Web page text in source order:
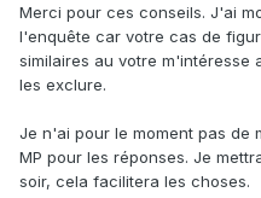
Epsy.
Merci pour ces conseils. J'ai
l'enquête car votre cas de
similaires au votre m'intéresse
les exclure.
Je n'ai pour le moment pas de
MP pour les réponses. Je
soir, cela facilitera les choses.